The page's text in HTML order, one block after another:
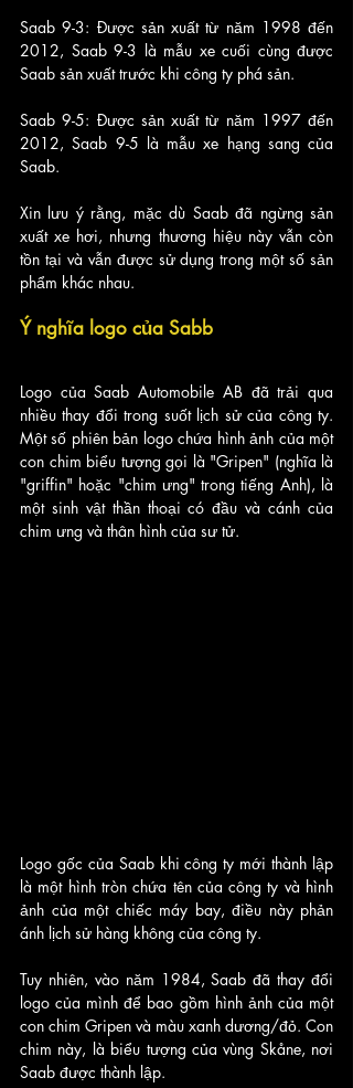
Saab 9-3: Được sản xuất từ năm 1998 đến
2012, Saab 9-3 là mẫu xe cuối cùng được
Saab sản xuất trước khi công ty phá sản.
Saab 9-5: Được sản xuất từ năm 1997 đến
2012, Saab 9-5 là mẫu xe hạng sang của
Saab.
Xin lưu ý rằng, mặc dù Saab đã ngừng sản
xuất xe hơi, nhưng thương hiệu này vẫn còn
tồn tại và vẫn được sử dụng trong một số sản
phẩm khác nhau.
Ý nghĩa logo của Sabb
Logo của Saab Automobile AB đã trải qua
nhiều thay đổi trong suốt lịch sử của công ty.
Một số phiên bản logo chứa hình ảnh của một
con chim biểu tượng gọi là "Gripen" (nghĩa là
"griffin" hoặc "chim ưng" trong tiếng Anh), là
một sinh vật thần thoại có đầu và cánh của
chim ưng và thân hình của sư tử.
Logo gốc của Saab khi công ty mới thành lập
là một hình tròn chứa tên của công ty và hình
ảnh của một chiếc máy bay, điều này phản
ánh lịch sử hàng không của công ty.
Tuy nhiên, vào năm 1984, Saab đã thay đổi
logo của mình để bao gồm hình ảnh của một
con chim Gripen và màu xanh dương/đỏ. Con
chim này, là biểu tượng của vùng Skåne, nơi
Saab được thành lập.